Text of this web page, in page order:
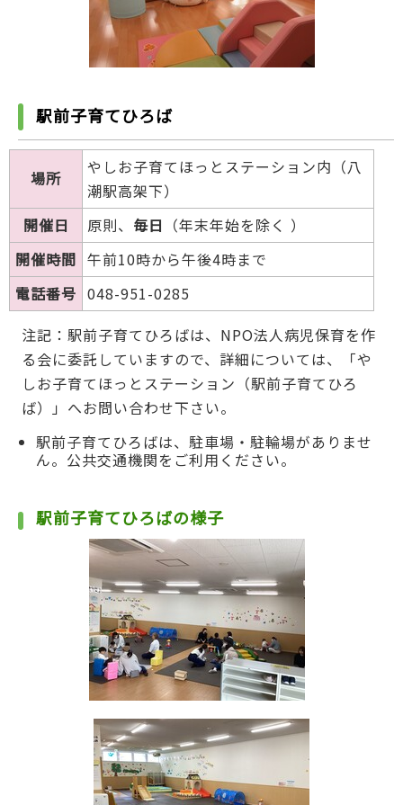
駅前子育てひろば
場所
やしお子育てほっとステーション内（八
潮駅高架下）
開催日
原則、 毎日 （年末年始を除く ）
開催時間 午前10時から午後4時まで
電話番号 048-951-0285
注記：駅前子育てひろばは、NPO法人病児保育を作
る会に委託していますので、詳細については、「や
しお子育てほっとステーション（駅前子育てひろ
ば）」へお問い合わせ下さい。
駅前子育てひろばは、駐車場・駐輪場がありませ
ん。公共交通機関をご利用ください。
駅前子育てひろばの様子